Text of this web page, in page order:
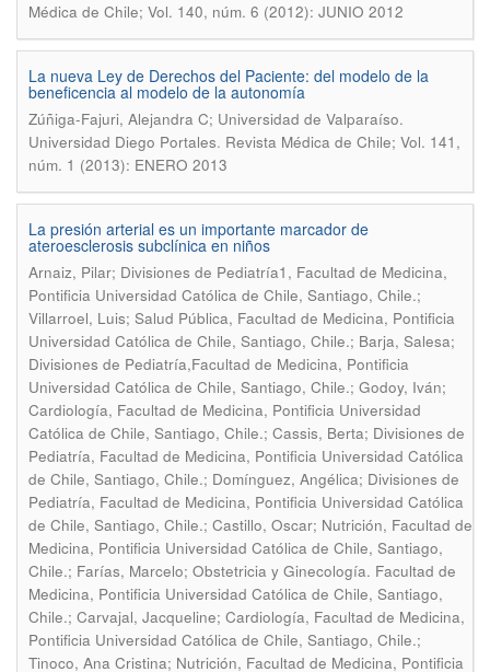
Médica de Chile; Vol. 140, núm. 6 (2012): JUNIO 2012
La nueva Ley de Derechos del Paciente: del modelo de la
beneficencia al modelo de la autonomía
Zúñiga-Fajuri, Alejandra C; Universidad de Valparaíso.
Universidad Diego Portales. Revista Médica de Chile; Vol. 141,
núm. 1 (2013): ENERO 2013
La presión arterial es un importante marcador de
ateroesclerosis subclínica en niños
Arnaiz, Pilar; Divisiones de Pediatría1, Facultad de Medicina,
Pontificia Universidad Católica de Chile, Santiago, Chile.;
Villarroel, Luis; Salud Pública, Facultad de Medicina, Pontificia
Universidad Católica de Chile, Santiago, Chile.; Barja, Salesa;
Divisiones de Pediatría,Facultad de Medicina, Pontificia
Universidad Católica de Chile, Santiago, Chile.; Godoy, Iván;
Cardiología, Facultad de Medicina, Pontificia Universidad
Católica de Chile, Santiago, Chile.; Cassis, Berta; Divisiones de
Pediatría, Facultad de Medicina, Pontificia Universidad Católica
de Chile, Santiago, Chile.; Domínguez, Angélica; Divisiones de
Pediatría, Facultad de Medicina, Pontificia Universidad Católica
de Chile, Santiago, Chile.; Castillo, Oscar; Nutrición, Facultad de
Medicina, Pontificia Universidad Católica de Chile, Santiago,
Chile.; Farías, Marcelo; Obstetricia y Ginecología. Facultad de
Medicina, Pontificia Universidad Católica de Chile, Santiago,
Chile.; Carvajal, Jacqueline; Cardiología, Facultad de Medicina,
Pontificia Universidad Católica de Chile, Santiago, Chile.;
Tinoco, Ana Cristina; Nutrición, Facultad de Medicina, Pontificia